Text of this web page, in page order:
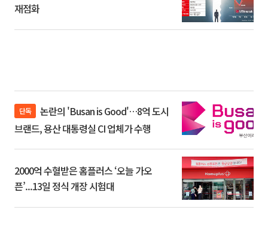
재점화
단독
브랜드, 용산 대통령실 CI 업체가 수행
2000억 수혈받은 홈플러스 ‘오늘 가오
픈’...13일 정식 개장 시험대